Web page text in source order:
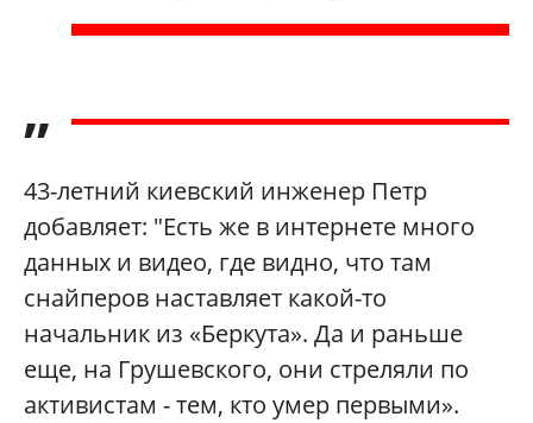
”
43-летний киевский инженер Петр
добавляет: "Есть же в интернете много
данных и видео, где видно, что там
снайперов наставляет какой-то
начальник из «Беркута». Да и раньше
еще, на Грушевского, они стреляли по
активистам - тем, кто умер первыми».